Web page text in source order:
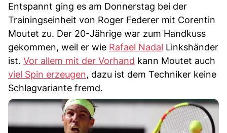
Entspannt ging es am Donnerstag bei der
Trainingseinheit von Roger Federer mit Corentin
Moutet zu. Der 20-Jährige war zum Handkuss
gekommen, weil er wie Rafael Nadal Linkshänder
ist. Vor allem mit der Vorhand kann Moutet auch
viel Spin erzeugen, dazu ist dem Techniker keine
Schlagvariante fremd.